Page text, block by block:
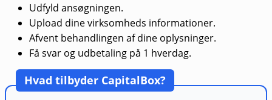
Udfyld ansøgningen.
Upload dine virksomheds informationer.
Afvent behandlingen af dine oplysninger.
Få svar og udbetaling på 1 hverdag.
Hvad tilbyder CapitalBox?